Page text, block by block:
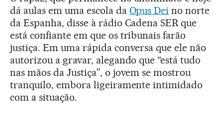
dá aulas em uma escola da Opus Dei no norte
da Espanha, disse à rádio Cadena SER que
está confiante em que os tribunais farão
justiça. Em uma rápida conversa que ele não
autorizou a gravar, alegando que “está tudo
nas mãos da Justiça”, o jovem se mostrou
tranquilo, embora ligeiramente intimidado
com a situação.